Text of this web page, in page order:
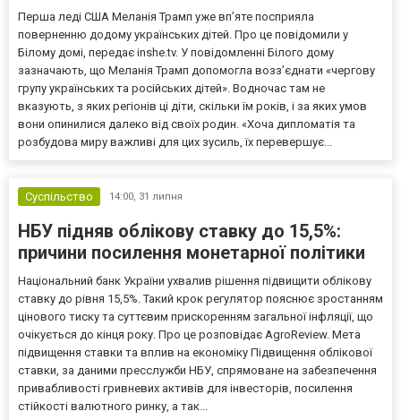
Перша леді США Меланія Трамп уже впʼяте посприяла
поверненню додому українських дітей. Про це повідомили у
Білому домі, передає inshe.tv. У повідомленні Білого дому
зазначають, що Меланія Трамп допомогла возз’єднати «чергову
групу українських та російських дітей». Водночас там не
вказують, з яких регіонів ці діти, скільки їм років, і за яких умов
вони опинилися далеко від своїх родин. «Хоча дипломатія та
розбудова миру важливі для цих зусиль, їх перевершує...
Суспільство 14:00, 31 липня
НБУ підняв облікову ставку до 15,5%:
причини посилення монетарної політики
Національний банк України ухвалив рішення підвищити облікову
ставку до рівня 15,5%. Такий крок регулятор пояснює зростанням
цінового тиску та суттєвим прискоренням загальної інфляції, що
очікується до кінця року. Про це розповідає AgroReview. Мета
підвищення ставки та вплив на економіку Підвищення облікової
ставки, за даними пресслужби НБУ, спрямоване на забезпечення
привабливості гривневих активів для інвесторів, посилення
стійкості валютного ринку, а так...